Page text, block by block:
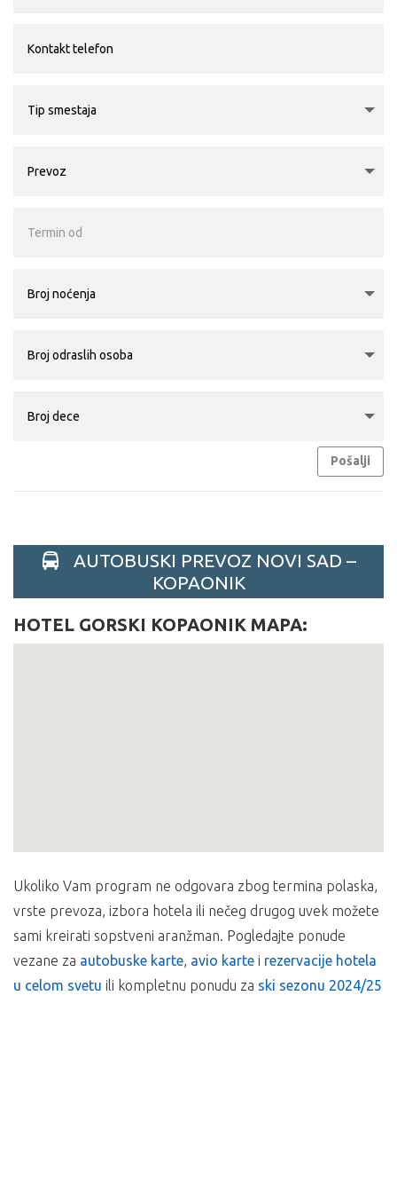
kao pomoćni ležaj i odvojenim kupatilom sa podnim
prostrane dnevne sobe u kojoj se nalazi sofa koja može
francuskim ležajem (dimenzije 180×200 cm) i praktične
DELUXE SOBA
grejanjem. Sobe ovog tipa se nalaze isključivo na najvišoj etaži
Pošalji
AUTOBUSKI PREVOZ NOVI SAD –
KOPAONIK
HOTEL GORSKI KOPAONIK MAPA:
Ukoliko Vam program ne odgovara zbog termina polaska,
vrste prevoza, izbora hotela ili nečeg drugog uvek možete
sami kreirati sopstveni aranžman. Pogledajte ponude
vezane za autobuske karte, avio karte i rezervacije hotela
u celom svetu ili kompletnu ponudu za ski sezonu 2024/25